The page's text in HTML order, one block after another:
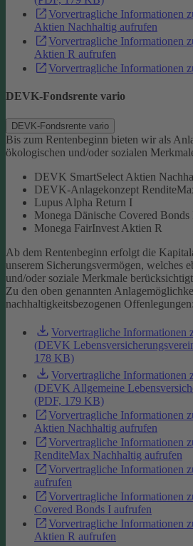
Vorvertragliche Informationen
Aktien Nachhaltig aufrufen
Vorvertragliche Informationen
Aktien R aufrufen
Vorvertragliche Informationen
DEVK-Fondsrente vario
DEVK-Fondsrente vario
Bis zum Rentenbeginn bieten wir als
ökologischen und/oder sozialen
DEVK SmartSelect Aktien
DEVK-Anlagekonzept
Lupus Alpha Return I
Monega Dänische Covered Bonds
Monega FairInvest Aktien R
Ab dem Rentenbeginn erfolgt die
unserem Sicherungsvermögen, welches
und/oder soziale Merkmale
Zu den oben genannten
nachhaltigkeitsbezogenen Offenlegungen:
Vorvertragliche Informationen
(DEVK
178 KB)
Vorvertragliche Informationen
(DEVK Allgemeine
(PDF, 179 KB)
Vorvertragliche Informationen
Aktien Nachhaltig aufrufen
Vorvertragliche Informationen
RenditeMax Nachhaltig aufrufen
Vorvertragliche Informationen
aufrufen
Vorvertragliche Informationen
Covered Bonds I aufrufen
Vorvertragliche Informationen
Aktien R aufrufen